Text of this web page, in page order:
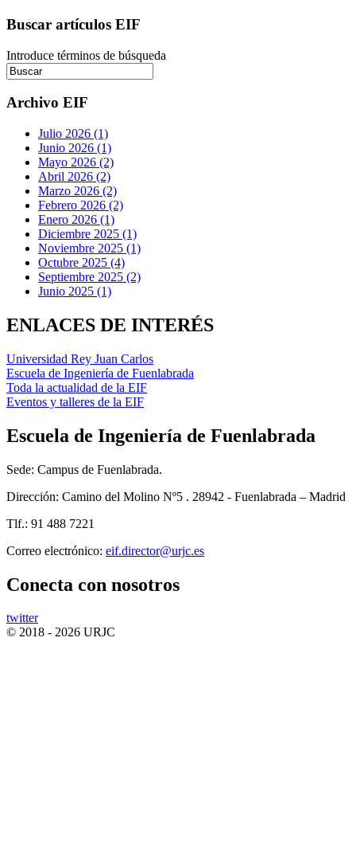
Buscar artículos EIF
Introduce términos de búsqueda
Archivo EIF
Julio 2026 (1)
Junio 2026 (1)
Mayo 2026 (2)
Abril 2026 (2)
Marzo 2026 (2)
Febrero 2026 (2)
Enero 2026 (1)
Diciembre 2025 (1)
Noviembre 2025 (1)
Octubre 2025 (4)
Septiembre 2025 (2)
Junio 2025 (1)
ENLACES DE INTERÉS
Universidad Rey Juan Carlos
Escuela de Ingeniería de Fuenlabrada
Toda la actualidad de la EIF
Eventos y talleres de la EIF
Escuela de Ingeniería de Fuenlabrada
Sede: Campus de Fuenlabrada.
Dirección: Camino del Molino Nº5 . 28942 - Fuenlabrada – Madrid
Tlf.: 91 488 7221
Correo electrónico:
Conecta con nosotros
twitter
© 2018 - 2026 URJC